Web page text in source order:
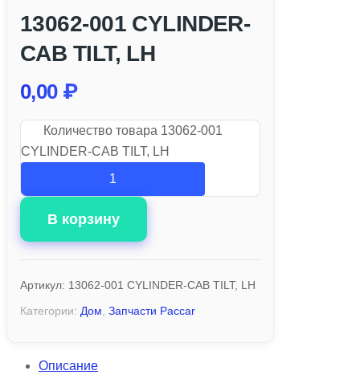
13062-001 CYLINDER-
CAB TILT, LH
0,00 ₽
Количество товара 13062-001
CYLINDER-CAB TILT, LH
В корзину
Артикул: 13062-001 CYLINDER-CAB TILT, LH
Категории: Дом Запчасти Paccar
Описание